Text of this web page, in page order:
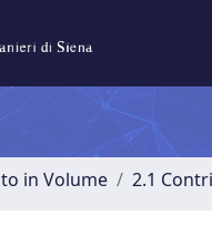
in Volume 2.1